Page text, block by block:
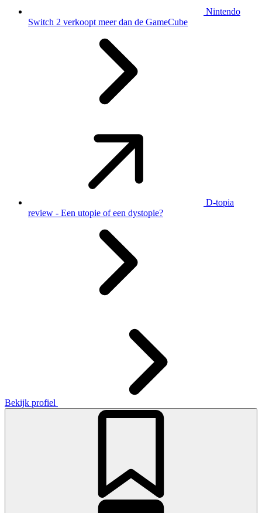
Nintendo
Switch 2 verkoopt meer dan de GameCube
D-topia
review - Een utopie of een dystopie?
Bekijk profiel